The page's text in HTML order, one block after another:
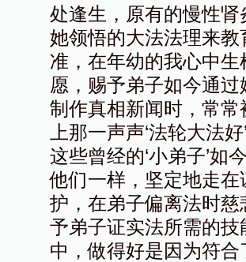
处逢生，原有的慢性
她领悟的大法法理来教
准，在年幼的我心中
愿，赐予弟子如今通
制作真相新闻时，常
上那一声声‘法轮大法
这些曾经的‘小弟子’如
他们一样，坚定地走
护，在弟子偏离法时
予弟子证实法所需的
中，做得好是因为符